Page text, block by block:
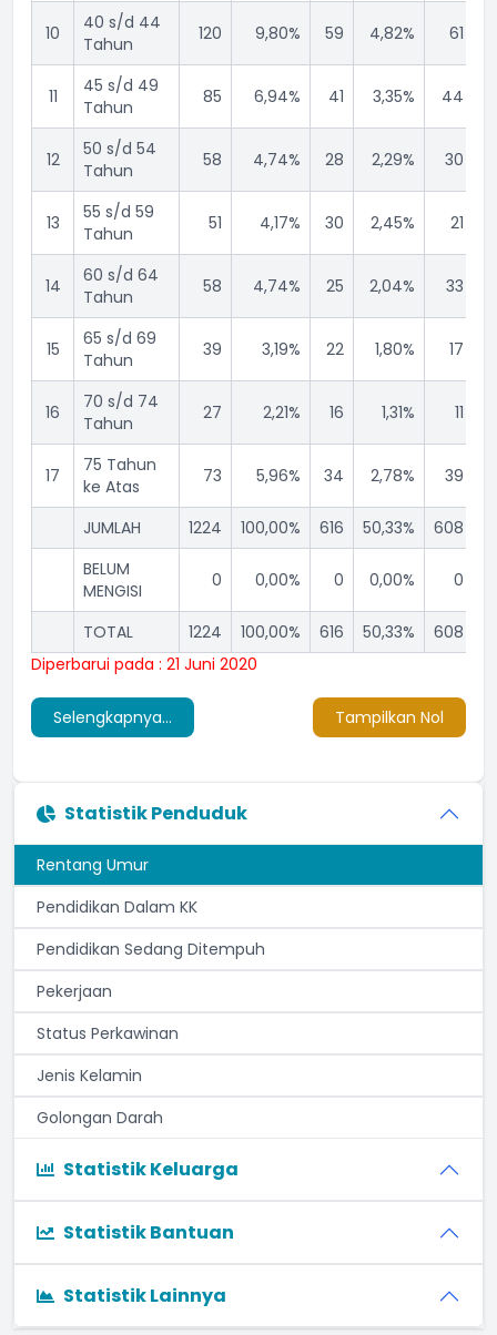
Statistik Penduduk
Rentang Umur
Pendidikan Dalam KK
Pendidikan Sedang Ditempuh
Pekerjaan
Status Perkawinan
Jenis Kelamin
Golongan Darah
Statistik Keluarga
Statistik Bantuan
Statistik Lainnya
10
40 s/d 44
Tahun
120 9,80% 59 4,82% 61
11
45 s/d 49
Tahun
85 6,94% 41 3,35% 44
12
50 s/d 54
Tahun
58 4,74% 28 2,29% 30
13
55 s/d 59
Tahun
51 4,17% 30 2,45% 21
14
60 s/d 64
Tahun
58 4,74% 25 2,04% 33
15
65 s/d 69
Tahun
39 3,19% 22 1,80% 17
16
70 s/d 74
Tahun
27 2,21% 16 1,31% 11
17
75 Tahun
ke Atas
73 5,96% 34 2,78% 39
JUMLAH 1224 100,00% 616 50,33% 608
BELUM
MENGISI
0 0,00% 0 0,00% 0
TOTAL 1224 100,00% 616 50,33% 608
Diperbarui pada : 21 Juni 2020
Selengkapnya... Tampilkan Nol